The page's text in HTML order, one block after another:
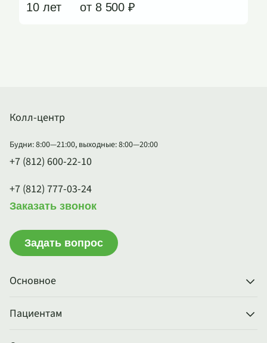
10 лет от 8 500 ₽
Основное
Пациентам
Колл-центр
Будни: 8:00—21:00, выходные: 8:00—20:00
+7 (812) 600-22-10
+7 (812) 777-03-24
Заказать звонок
Задать вопрос